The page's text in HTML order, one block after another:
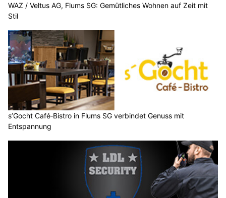
WAZ / Veltus AG, Flums SG: Gemütliches Wohnen auf Zeit mit
Stil
s’Gocht Café‑Bistro in Flums SG verbindet Genuss mit
Entspannung